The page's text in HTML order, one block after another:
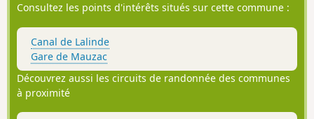
Consultez les points d'intérêts situés sur cette commune :
Canal de Lalinde
Gare de Mauzac
Découvrez aussi les circuits de randonnée des communes
à proximité